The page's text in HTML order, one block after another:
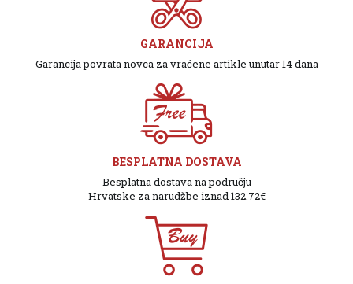
GARANCIJA
Garancija povrata novca za vraćene artikle unutar 14 dana
BESPLATNA DOSTAVA
Besplatna dostava na području
Hrvatske za narudžbe iznad 132.72€